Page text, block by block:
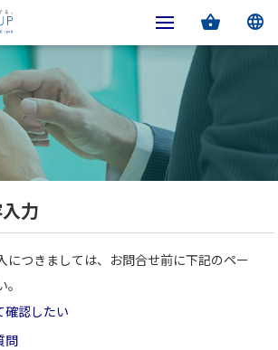
力
につきましては、お問合せ前に下記のペー
確認したい
問